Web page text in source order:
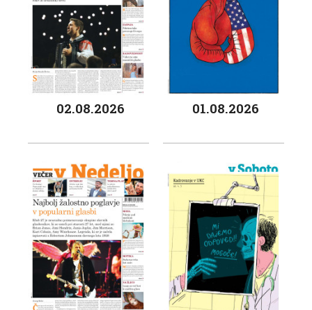
02.08.2026 01.08.2026